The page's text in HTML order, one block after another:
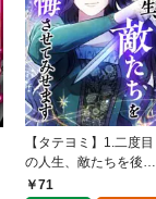
【タテヨミ】1.二度目
の人生、敵たちを後悔
させてみせます
71